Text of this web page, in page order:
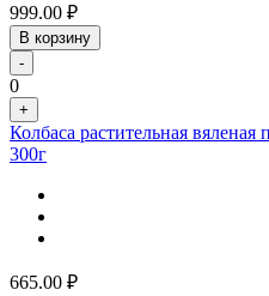
999.00 ₽
В корзину
-
0
+
Колбаса растительная вяленая
300г
665.00 ₽